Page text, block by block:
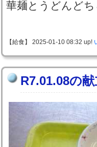
華麺とうどんど
【給食】 2025-01-10 08:32 up!
R7.01.08の